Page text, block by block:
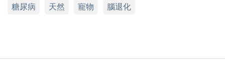
產品特點：
糖尿病
天然 寵物 腦退化